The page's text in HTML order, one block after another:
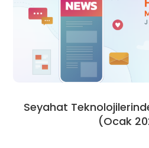
Seyahat
(Ocak